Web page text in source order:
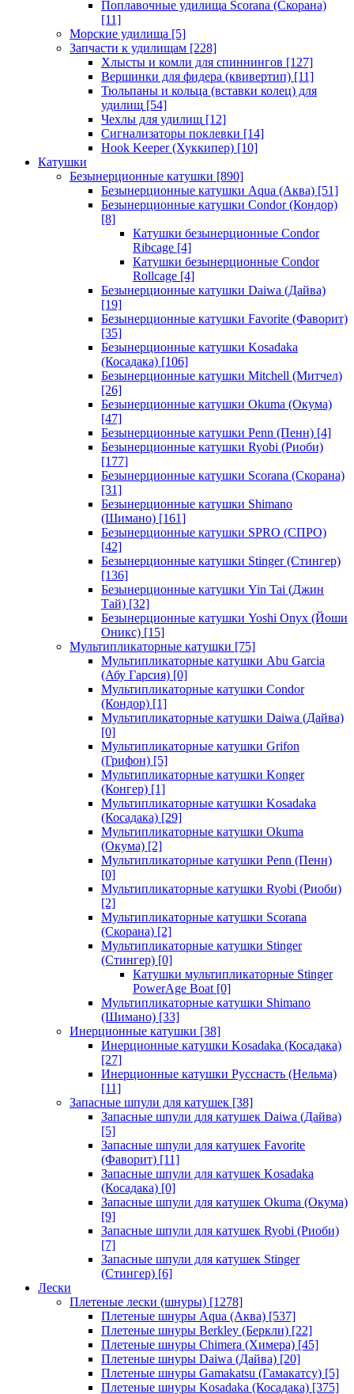
Поплавочные удилища Scorana (Скорана)
[11]
Морские удилища [5]
Запчасти к удилищам [228]
Хлысты и комли для спиннингов [127]
Вершинки для фидера (квивертип) [11]
Тюльпаны и кольца (вставки колец) для
удилищ [54]
Чехлы для удилищ [12]
Сигнализаторы поклевки [14]
Hook Keeper (Хуккипер) [10]
Катушки
Безынерционные катушки [890]
Безынерционные катушки Aqua (Аква) [51]
Безынерционные катушки Condor (Кондор)
[8]
Катушки безынерционные Condor
Ribcage [4]
Катушки безынерционные Condor
Rollcage [4]
Безынерционные катушки Daiwa (Дайва)
[19]
Безынерционные катушки Favorite (Фаворит)
[35]
Безынерционные катушки Kosadaka
(Косадака) [106]
Безынерционные катушки Mitchell (Митчел)
[26]
Безынерционные катушки Okuma (Окума)
[47]
Безынерционные катушки Penn (Пенн) [4]
Безынерционные катушки Ryobi (Риоби)
[177]
Безынерционные катушки Scorana (Скорана)
[31]
Безынерционные катушки Shimano
(Шимано) [161]
Безынерционные катушки SPRO (СПРО)
[42]
Безынерционные катушки Stinger (Стингер)
[136]
Безынерционные катушки Yin Tai (Джин
Тай) [32]
Безынерционные катушки Yoshi Onyx (Йоши
Оникс) [15]
Мультипликаторные катушки [75]
Мультипликаторные катушки Abu Garcia
(Абу Гарсия) [0]
Мультипликаторные катушки Condor
(Кондор) [1]
Мультипликаторные катушки Daiwa (Дайва)
[0]
Мультипликаторные катушки Grifon
(Грифон) [5]
Мультипликаторные катушки Konger
(Конгер) [1]
Мультипликаторные катушки Kosadaka
(Косадака) [29]
Мультипликаторные катушки Okuma
(Окума) [2]
Мультипликаторные катушки Penn (Пенн)
[0]
Мультипликаторные катушки Ryobi (Риоби)
[2]
Мультипликаторные катушки Scorana
(Скорана) [2]
Мультипликаторные катушки Stinger
(Стингер) [0]
Катушки мультипликаторные Stinger
PowerAge Boat [0]
Мультипликаторные катушки Shimano
(Шимано) [33]
Инерционные катушки [38]
Инерционные катушки Kosadaka (Косадака)
[27]
Инерционные катушки Русснасть (Нельма)
[11]
Запасные шпули для катушек [38]
Запасные шпули для катушек Daiwa (Дайва)
[5]
Запасные шпули для катушек Favorite
(Фаворит) [11]
Запасные шпули для катушек Kosadaka
(Косадака) [0]
Запасные шпули для катушек Okuma (Окума)
[9]
Запасные шпули для катушек Ryobi (Риоби)
[7]
Запасные шпули для катушек Stinger
(Стингер) [6]
Лески
Плетеные лески (шнуры) [1278]
Плетеные шнуры Aqua (Аква) [537]
Плетеные шнуры Berkley (Беркли) [22]
Плетеные шнуры Chimera (Химера) [45]
Плетеные шнуры Daiwa (Дайва) [20]
Плетеные шнуры Gamakatsu (Гамакатсу) [5]
Плетеные шнуры Kosadaka (Косадака) [375]